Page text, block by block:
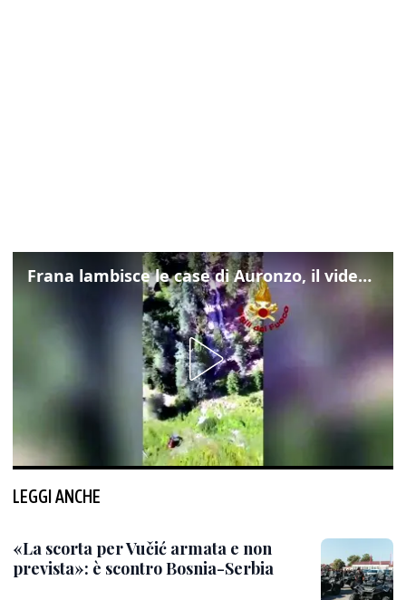
Frana lambisce le case di Auronzo, il video dall'elicottero dei vigili del fuoco
LEGGI ANCHE
«La scorta per Vučić armata e non
prevista»: è scontro Bosnia-Serbia